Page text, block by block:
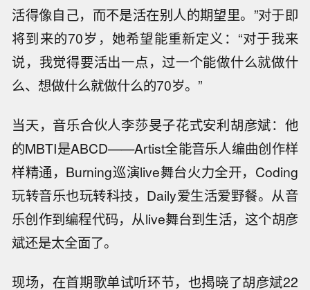
活得像自己，而不是活在别人的期望里。”对于即
将到来的70岁，她希望能重新定义：“对于我来
说，我觉得要活出一点，过一个能做什么就做什
么、想做什么就做什么的70岁。”
当天，音乐合伙人李莎旻子花式安利胡彦斌：他
的MBTI是ABCD——Artist全能音乐人编曲创作样
样精通，Burning巡演live舞台火力全开，Coding
玩转音乐也玩转科技，Daily爱生活爱野餐。从音
乐创作到编程代码，从live舞台到生活，这个胡彦
斌还是太全面了。
现场，在首期歌单试听环节，也揭晓了胡彦斌22